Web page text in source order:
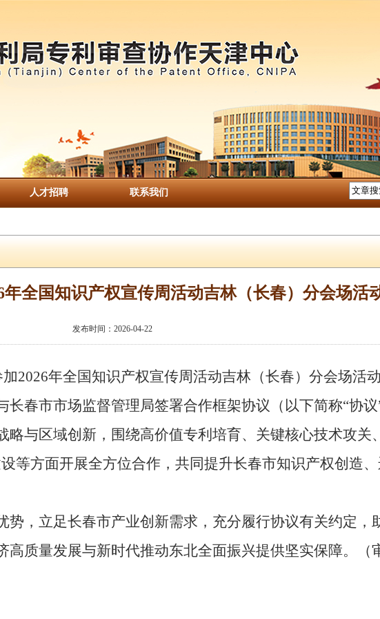
人才招聘 联系我们
年全国知识产权宣传周活动吉林（长春）分会场活
发布时间：2026-04-22
2026年全国知识产权宣传周活动吉林（长春）分会场活
长春市市场监督管理局签署合作框架协议（以下简称“协议
略与区域创新，围绕高价值专利培育、关键核心技术攻关
等方面开展全方位合作，共同提升长春市知识产权创造
势，立足长春市产业创新需求，充分履行协议有关约定，
高质量发展与新时代推动东北全面振兴提供坚实保障。（